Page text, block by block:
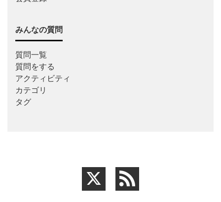
みんなの質問
質問一覧
質問をする
アクティビティ
カテゴリ
タグ